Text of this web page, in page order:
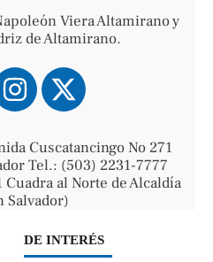
Viera Altamirano y
de Altamirano.
Cuscatancingo No 271
Tel.: (503) 2231-7777
Cuadra al Norte de Alcaldía
Salvador)
DE INTERÉS